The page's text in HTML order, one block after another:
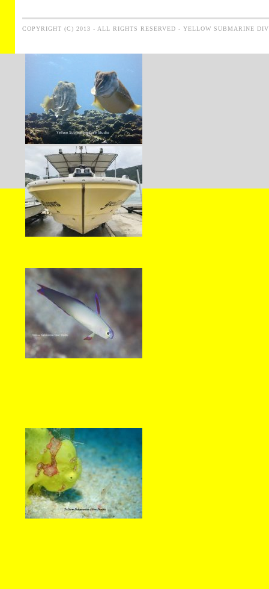
COPYRIGHT (C) 2013 - ALL RIGHTS RESERVED - YELLOW SUBMARINE